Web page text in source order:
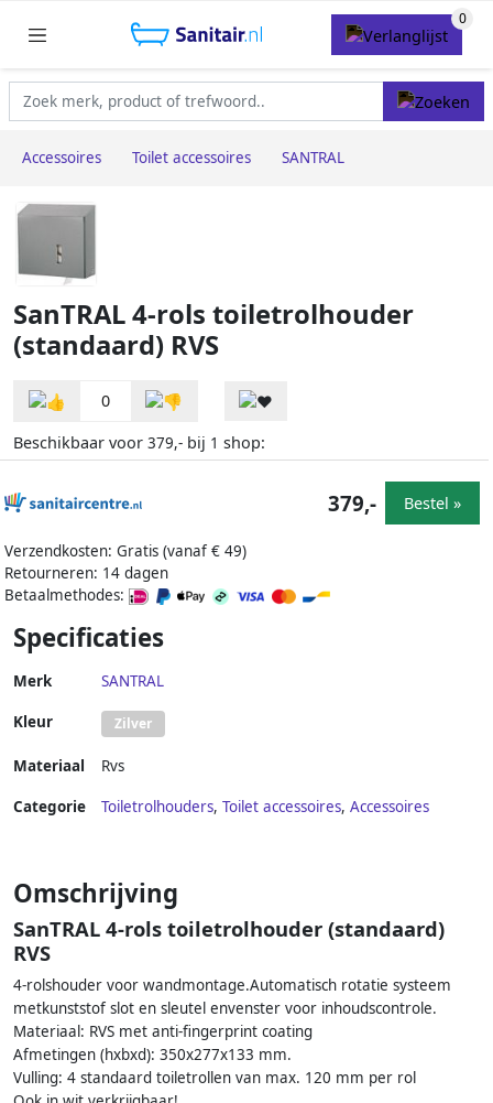
Accessoires Toilet accessoires SANTRAL
SanTRAL 4-rols toiletrolhouder
(standaard) RVS
0
Beschikbaar voor 379,- bij 1 shop:
Verzendkosten: Gratis (vanaf € 49)
Retourneren: 14 dagen
Betaalmethodes:
379,- Bestel »
Specificaties
Merk SANTRAL
Kleur Zilver
Materiaal Rvs
Categorie Toiletrolhouders, Toilet accessoires, Accessoires
Omschrijving
SanTRAL 4-rols toiletrolhouder (standaard)
RVS
4-rolshouder voor wandmontage.Automatisch rotatie systeem
metkunststof slot en sleutel envenster voor inhoudscontrole.
Materiaal: RVS met anti-fingerprint coating
Afmetingen (hxbxd): 350x277x133 mm.
Vulling: 4 standaard toiletrollen van max. 120 mm per rol